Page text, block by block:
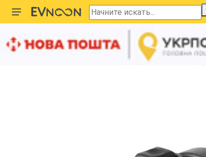
Главная Зарядные станции Кабель и адаптеры